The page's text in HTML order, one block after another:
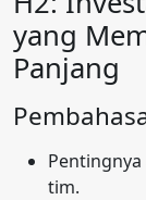
yang
Panjang
tim.